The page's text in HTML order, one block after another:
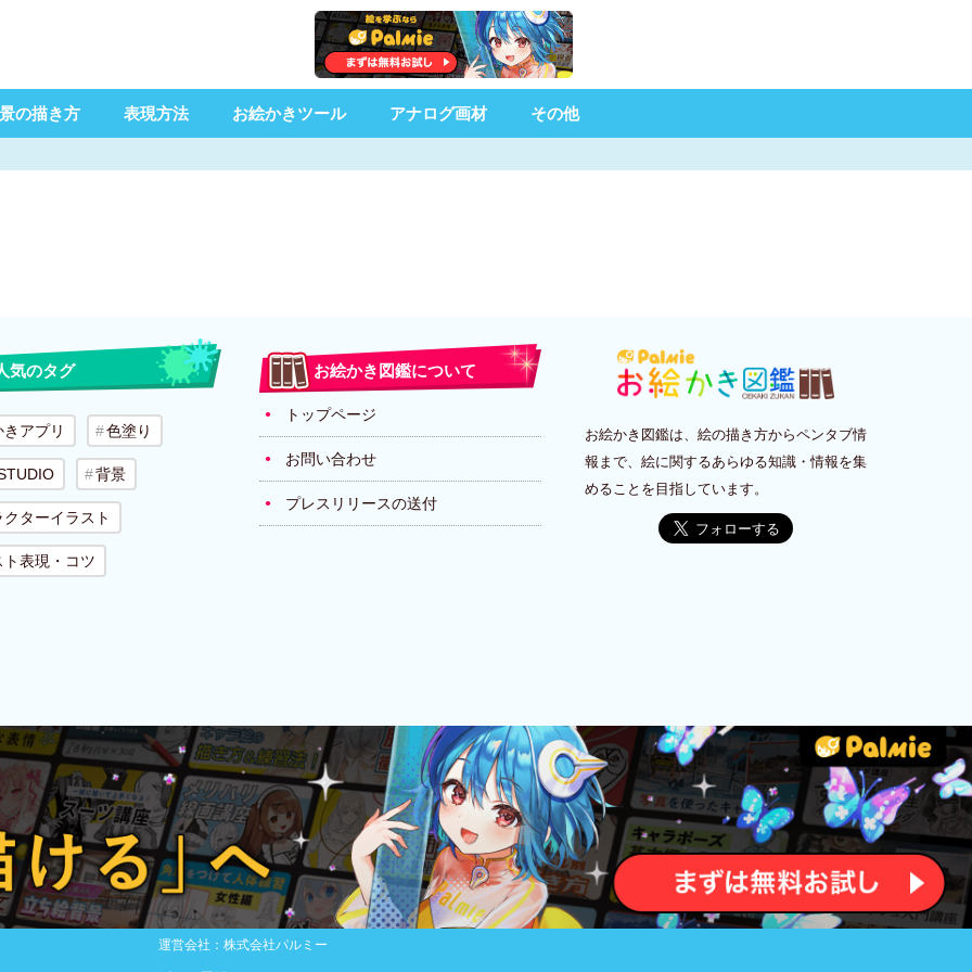
の描き方 表現方法 お絵かきツール アナログ画材 その他
気のタグ
アプリ 色塗り
背景
ターイラスト
ト表現・コツ
お絵かき図鑑について
トップページ
お問い合わせ
プレスリリースの送付
お絵かき図鑑は、絵の描き方からペンタブ情
報まで、絵に関するあらゆる知識・情報を集
めることを目指しています。
運営会社：株式会社パルミー